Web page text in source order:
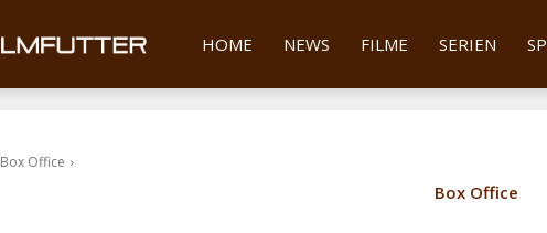
Filmfutter
HOME NEWS FILME SERIEN
Box Office
Box Office